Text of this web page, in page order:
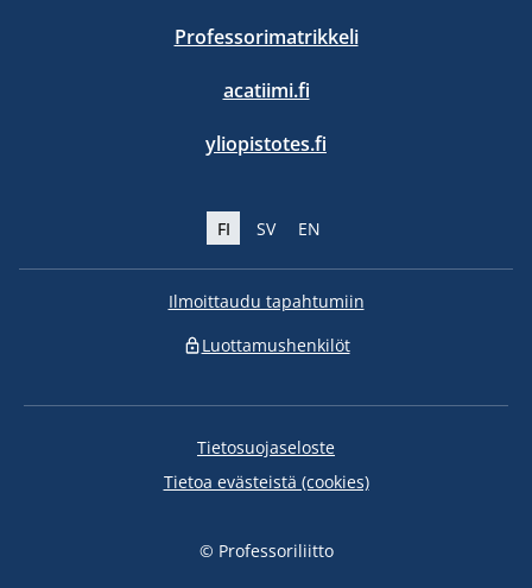
Professorimatrikkeli
acatiimi.fi
yliopistotes.fi
FI SV EN
Ilmoittaudu tapahtumiin
Luottamushenkilöt
© Professoriliitto
Tietosuojaseloste
Tietoa evästeistä (cookies)